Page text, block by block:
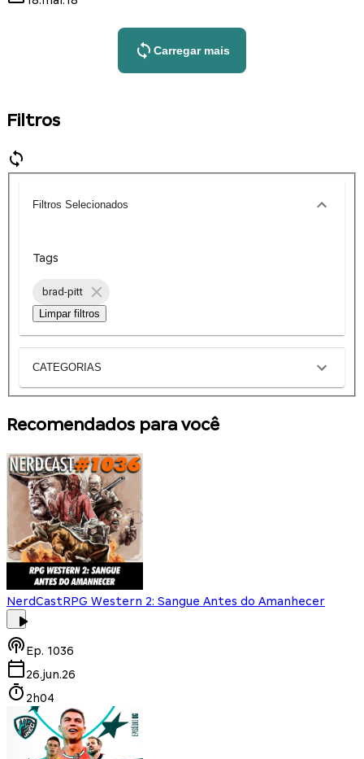
Carregar mais
Filtros
Filtros Selecionados
Tags
brad-pitt
Limpar filtros
CATEGORIAS
Recomendados para você
NerdCastRPG Western 2: Sangue Antes do Amanhecer
Ep. 1036
26.jun.26
2h04